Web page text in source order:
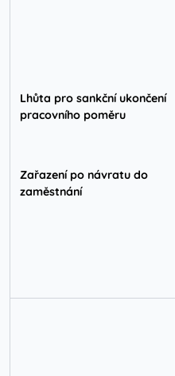
Lhůta pro sankční ukončení
pracovního poměru
Zařazení po návratu do
zaměstnání